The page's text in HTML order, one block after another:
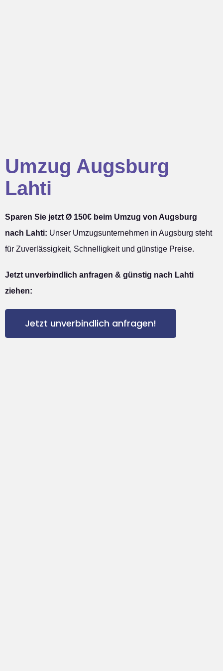
Umzug Augsburg
Lahti
Sparen Sie jetzt Ø 150€ beim Umzug von Augsburg
nach Lahti: Unser Umzugsunternehmen in Augsburg steht
für Zuverlässigkeit, Schnelligkeit und günstige Preise.
Jetzt unverbindlich anfragen & günstig nach Lahti
ziehen:
Jetzt unverbindlich anfragen!